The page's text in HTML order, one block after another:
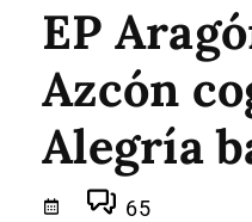
EP
Azcón
Alegría
65